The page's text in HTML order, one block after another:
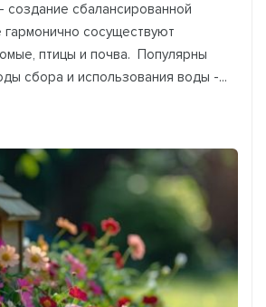
создание сбалансированной
гармонично сосуществуют
птицы и почва. Популярны
сбора и использования воды -...